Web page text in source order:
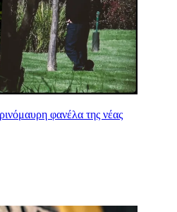
φανέλα της νέας